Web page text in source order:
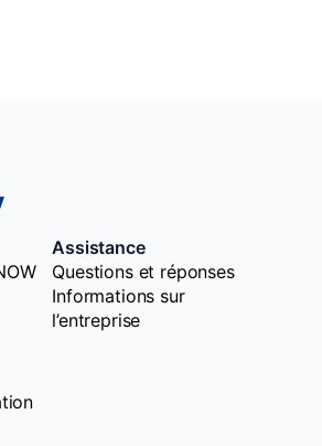
Assistance
Questions et réponses
Informations sur
l’entreprise